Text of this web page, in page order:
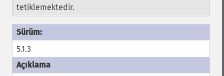
tetiklemektedir.
5.1.3